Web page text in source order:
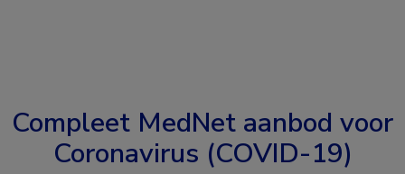
Compleet MedNet aanbod voor
Coronavirus (COVID-19)